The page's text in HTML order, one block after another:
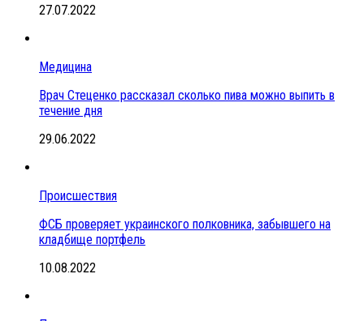
27.07.2022
Медицина
Врач Стеценко рассказал сколько пива можно выпить в
течение дня
29.06.2022
Происшествия
ФСБ проверяет украинского полковника, забывшего на
кладбище портфель
10.08.2022